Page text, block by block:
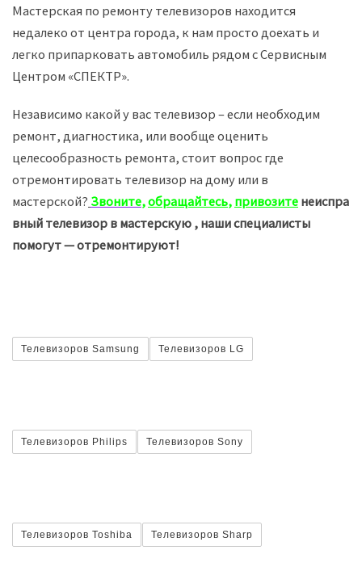
Мастерская по ремонту телевизоров находится
недалеко от центра города, к нам просто доехать и
легко припарковать автомобиль рядом с Сервисным
Центром «СПЕКТР».
Независимо какой у вас телевизор – если необходим
ремонт, диагностика, или вообще оценить
целесообразность ремонта, стоит вопрос где
отремонтировать телевизор на дому или в
мастерской? Звоните,обращайтесь, привозите неиспра
вный телевизор в мастерскую , наши специалисты
помогут — отремонтируют!
Телевизоров Samsung Телевизоров LG
Телевизоров Philips Телевизоров Sony
Телевизоров Toshiba Телевизоров Sharp